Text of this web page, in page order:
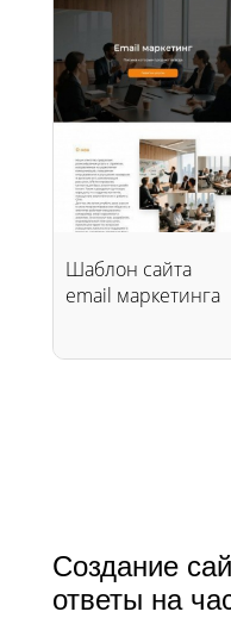
Шаблон сайта
email маркетинга
Создание
ответы на